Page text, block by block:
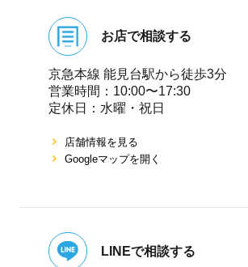
お店で相談する
京急本線 能⾒台駅から徒歩3分
営業時間：10:00〜17:30
定休⽇：⽔曜・祝⽇
店舗情報を⾒る
Googleマップを開く
LINEで相談する